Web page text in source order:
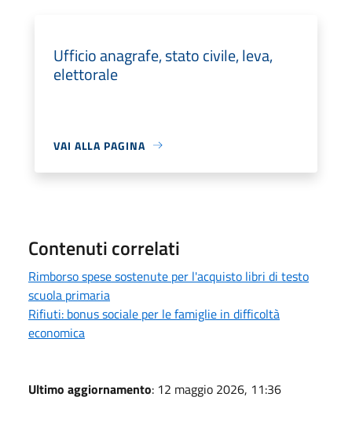
Ufficio anagrafe, stato civile, leva,
elettorale
VAI ALLA PAGINA
Contenuti correlati
Rimborso spese sostenute per l'acquisto libri di testo
scuola primaria
Rifiuti: bonus sociale per le famiglie in difficoltà
economica
Ultimo aggiornamento: 12 maggio 2026, 11:36